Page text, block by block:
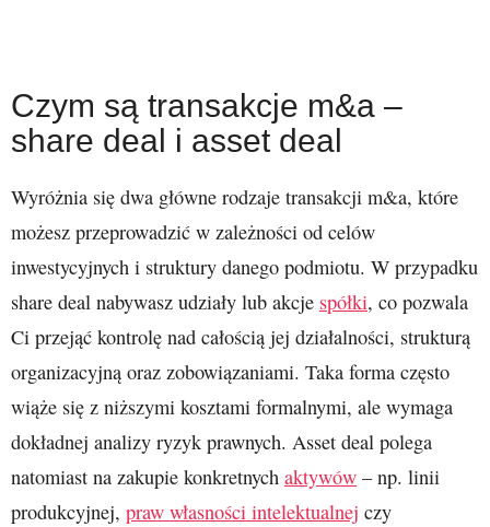
Czym są transakcje m&a –
share deal i asset deal
Wyróżnia się dwa główne rodzaje transakcji m&a, które
możesz przeprowadzić w zależności od celów
inwestycyjnych i struktury danego podmiotu. W przypadku
share deal nabywasz udziały lub akcje spółki, co pozwala
Ci przejąć kontrolę nad całością jej działalności, strukturą
organizacyjną oraz zobowiązaniami. Taka forma często
wiąże się z niższymi kosztami formalnymi, ale wymaga
dokładnej analizy ryzyk prawnych. Asset deal polega
natomiast na zakupie konkretnych aktywów – np. linii
produkcyjnej, praw własności intelektualnej czy